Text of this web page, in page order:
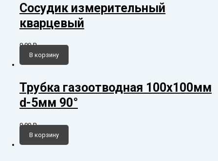
Сосудик измерительный
кварцевый
0,00₽
В корзину
Трубка газоотводная 100х100мм
d-5мм 90°
0,00₽
В корзину